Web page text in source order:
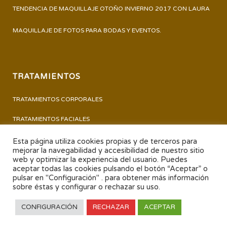
TENDENCIA DE MAQUILLAJE OTOÑO INVIERNO 2017 CON LAURA
MAQUILLAJE DE FOTOS PARA BODAS Y EVENTOS.
TRATAMIENTOS
TRATAMIENTOS CORPORALES
TRATAMIENTOS FACIALES
PERMANENTE Y TINTE DE PESTAÑAS
PEDICURA – MANICURA
TRATAMIENTOS
Esta página utiliza cookies propias y de terceros para
mejorar la navegabilidad y accesibilidad de nuestro sitio
web y optimizar la experiencia del usuario. Puedes
aceptar todas las cookies pulsando el botón “Aceptar” o
pulsar en "Configuración" . para obtener más información
sobre éstas y configurar o rechazar su uso.
CONFIGURACIÓN RECHAZAR ACEPTAR